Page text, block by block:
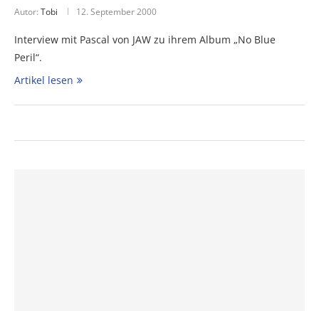
Autor: Tobi 12. September 2000
Interview mit Pascal von JAW zu ihrem Album „No Blue
Peril“.
Artikel lesen